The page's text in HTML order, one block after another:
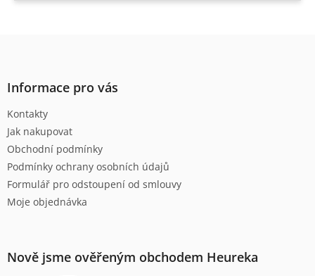
Informace pro vás
Kontakty
Jak nakupovat
Obchodní podmínky
Podmínky ochrany osobních údajů
Formulář pro odstoupení od smlouvy
Moje objednávka
Nově jsme ověřeným obchodem Heureka